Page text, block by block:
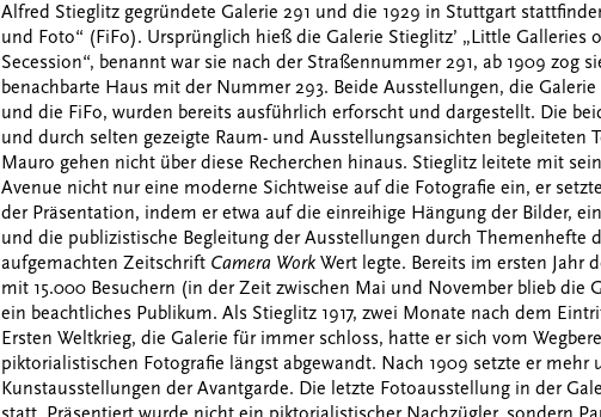
Alfred Stieglitz gegründete Galerie 291 und die 1929 in Stuttgart
und Foto“ (FiFo). Ursprünglich hieß die Galerie Stieglitz’ „Little Galleries
Secession“, benannt war sie nach der Straßennummer 291, ab 1909 zog
benachbarte Haus mit der Nummer 293. Beide Ausstellungen, die
und die FiFo, wurden bereits ausführlich erforscht und dargestellt. Die
und durch selten gezeigte Raum- und Ausstellungsansichten begleiteten
Mauro gehen nicht über diese Recherchen hinaus. Stieglitz leitete mit
Avenue nicht nur eine moderne Sichtweise auf die Fotografie ein, er
der Präsentation, indem er etwa auf die einreihige Hängung der Bilder,
und die publizistische Begleitung der Ausstellungen durch Themenhefte
aufgemachten Zeitschrift Camera Work Wert legte. Bereits im ersten Jahr
mit 15.000 Besuchern (in der Zeit zwischen Mai und November blieb die
ein beachtliches Publikum. Als Stieglitz 1917, zwei Monate nach dem
Ersten Weltkrieg, die Galerie für immer schloss, hatte er sich vom
piktorialistischen Fotografie längst abgewandt. Nach 1909 setzte er mehr
Kunstausstellungen der Avantgarde. Die letzte Fotoausstellung in der